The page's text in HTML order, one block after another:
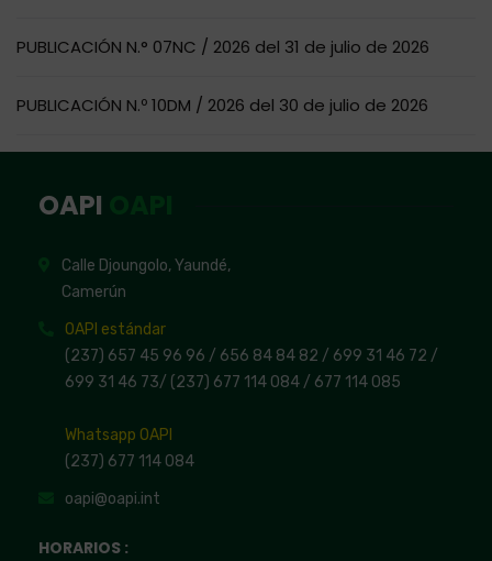
PUBLICACIÓN N.° 07NC / 2026 del 31 de julio de 2026
PUBLICACIÓN N.º 10DM / 2026 del 30 de julio de 2026
OAPI
Calle Djoungolo, Yaundé,
Camerún
OAPI estándar
(237) 657 45 96 96 / 656 84 84 82 / 699 31 46 72 /
699 31 46 73/ (237) 677 114 084 / 677 114 085
Whatsapp OAPI
(237) 677 114 084
oapi@oapi.int
HORARIOS :